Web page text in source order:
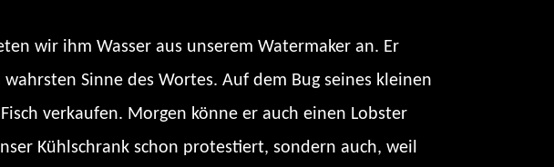
wir ihm Wasser aus unserem Watermaker an. Er
Sinne des Wortes. Auf dem Bug seines kleinen
verkaufen. Morgen könne er auch einen Lobster
Kühlschrank schon protestiert, sondern auch, weil